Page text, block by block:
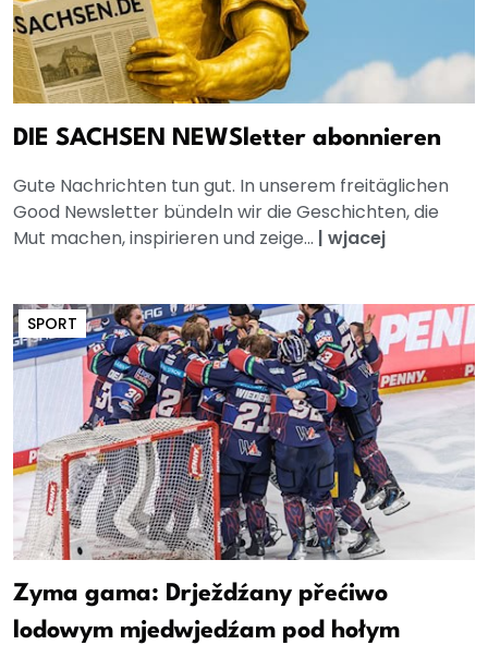
DIE SACHSEN NEWSletter abonnieren
Gute Nachrichten tun gut. In unserem freitäglichen
Good Newsletter bündeln wir die Geschichten, die
Mut machen, inspirieren und zeige... | wjacej
SPORT
Zyma gama: Drježdźany přećiwo
lodowym mjedwjedźam pod hołym